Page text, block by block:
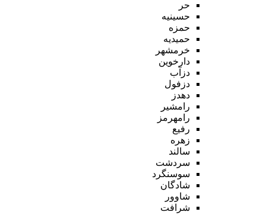
حر
حسینیه
حمزه
حمیدیه
خرمشهر
دارخوین
دزآب
دزفول
دهدز
رامشیر
رامهرمز
رفیع
زهره
سالند
سردشت
سوسنگرد
شادگان
شاوور
شرافت